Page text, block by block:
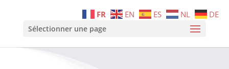
Sélectionner une page
FR EN ES NL DE